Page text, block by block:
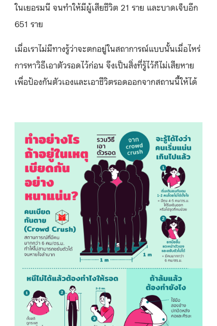
ในเยอรมนี จนทำให้มีผู้เสียชีวิต 21 ราย และบาดเจ็บอีก
651 ราย
เมื่อเราไม่มีทางรู้ว่าจะตกอยู่ในสถาการณ์แบบนั้นเมื่อไหร่
การหาวิธีเอาตัวรอดไว้ก่อน จึงเป็นสิ่งที่รู้ไว้ก็ไม่เสียหาย
เพื่อป้องกันตัวเองและเอาชีวิตรอดออกจากสถานนี้ให้ได้